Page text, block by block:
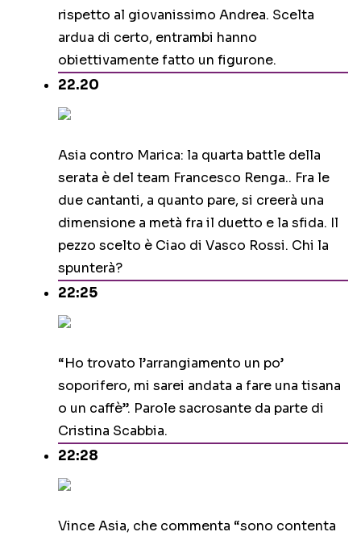
rispetto al giovanissimo Andrea. Scelta
ardua di certo, entrambi hanno
obiettivamente fatto un figurone.
22.20
Asia contro Marica: la quarta battle della
serata è del team Francesco Renga.. Fra le
due cantanti, a quanto pare, si creerà una
dimensione a metà fra il duetto e la sfida. Il
pezzo scelto è Ciao di Vasco Rossi. Chi la
spunterà?
22:25
“Ho trovato l’arrangiamento un po’
soporifero, mi sarei andata a fare una tisana
o un caffè”. Parole sacrosante da parte di
Cristina Scabbia.
22:28
Vince Asia, che commenta “sono contenta